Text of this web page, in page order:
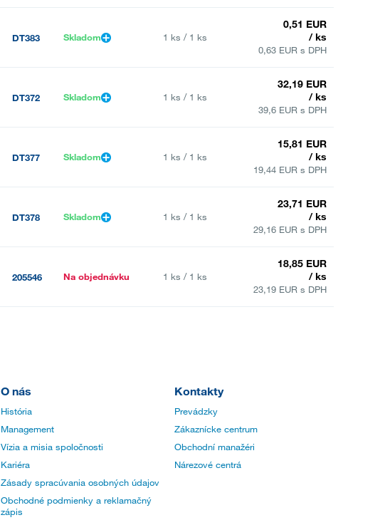
DT383 Skladom 1 ks / 1 ks
0,51 EUR
/ ks
0,63 EUR s DPH
DT372 Skladom 1 ks / 1 ks
32,19 EUR
/ ks
39,6 EUR s DPH
DT377 Skladom 1 ks / 1 ks
15,81 EUR
/ ks
19,44 EUR s DPH
DT378 Skladom 1 ks / 1 ks
23,71 EUR
/ ks
29,16 EUR s DPH
205546 Na objednávku 1 ks / 1 ks
18,85 EUR
/ ks
23,19 EUR s DPH
O nás
História
Management
Vízia a misia spoločnosti
Kariéra
Zásady spracúvania osobných údajov
Obchodné podmienky a reklamačný
zápis
Kontakty
Prevádzky
Zákaznícke centrum
Obchodní manažéri
Nárezové centrá